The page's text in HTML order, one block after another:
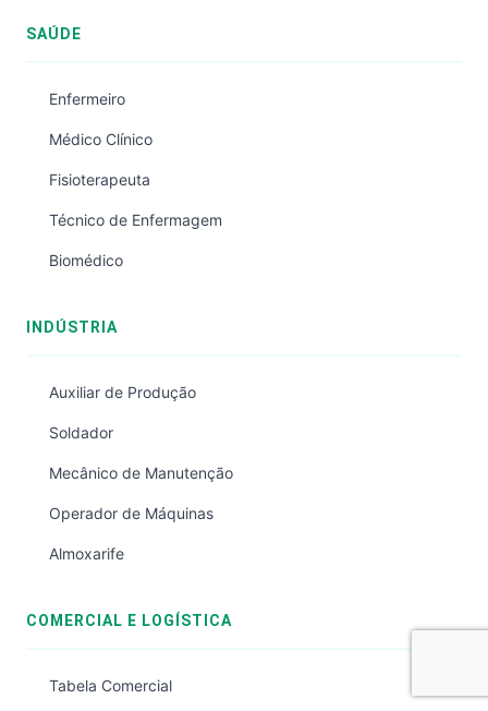
SAÚDE
Enfermeiro
Médico Clínico
Fisioterapeuta
Técnico de Enfermagem
Biomédico
INDÚSTRIA
Auxiliar de Produção
Soldador
Mecânico de Manutenção
Operador de Máquinas
Almoxarife
COMERCIAL E LOGÍSTICA
Tabela Comercial